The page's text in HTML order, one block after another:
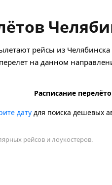
рейсы из
на данном
Расписание
датудля поиска дешевых
рейсов и лоукостеров.